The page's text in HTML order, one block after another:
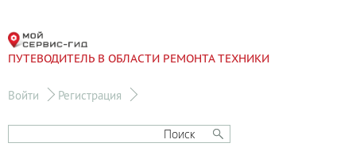
ПУТЕВОДИТЕЛЬ В ОБЛАСТИ РЕМОНТА ТЕХНИКИ
Войти Регистрация